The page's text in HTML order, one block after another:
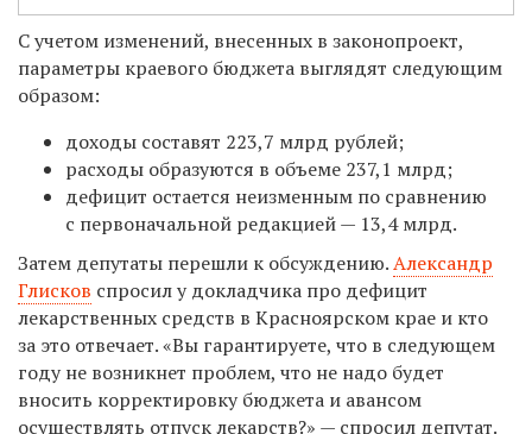
С учетом изменений, внесенных в законопроект,
параметры краевого бюджета выглядят следующим
образом:
доходы составят 223,7 млрд рублей;
расходы образуются в объеме 237,1 млрд;
дефицит остается неизменным по сравнению
с первоначальной редакцией — 13,4 млрд.
Затем депутаты перешли к обсуждению.Александр
Глисков спросил у докладчика про дефицит
лекарственных средств в Красноярском крае и кто
за это отвечает. «Вы гарантируете, что в следующем
году не возникнет проблем, что не надо будет
вносить корректировку бюджета и авансом
осуществлять отпуск лекарств?» — спросил депутат.